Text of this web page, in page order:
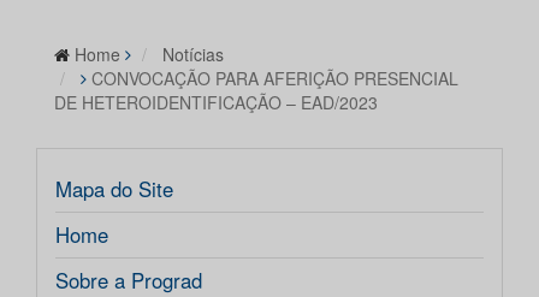
Home
Notícias
CONVOCAÇÃO PARA AFERIÇÃO PRESENCIAL
DE HETEROIDENTIFICAÇÃO – EAD/2023
Mapa do Site
Home
Sobre a Prograd